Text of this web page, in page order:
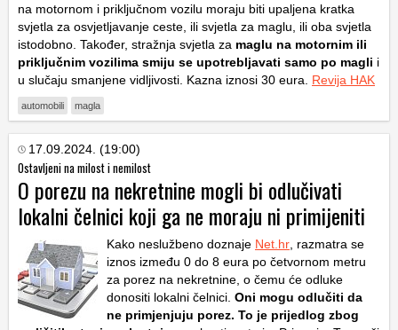
na motornom i priključnom vozilu moraju biti upaljena kratka
svjetla za osvjetljavanje ceste, ili svjetla za maglu, ili oba svjetla
istodobno. Također, stražnja svjetla za maglu na motornim ili
priključnim vozilima smiju se upotrebljavati samo po magli i
u slučaju smanjene vidljivosti. Kazna iznosi 30 eura. Revija HAK
automobili magla
17.09.2024. (19:00)
Ostavljeni na milost i nemilost
O porezu na nekretnine mogli bi odlučivati
lokalni čelnici koji ga ne moraju ni primijeniti
Kako neslužbeno doznaje Net.hr , razmatra se
iznos između 0 do 8 eura po četvornom metru
za porez na nekretnine, o čemu će odluke
donositi lokalni čelnici. Oni mogu odlučiti da
ne primjenjuju porez. To je prijedlog zbog